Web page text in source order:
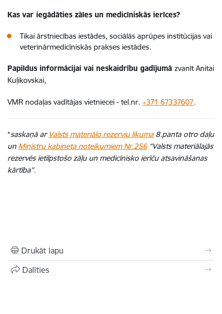
Kas var iegādāties zāles un medicīniskās ierīces?
Tikai ārstniecības iestādes, sociālās aprūpes institūcijas vai
veterinārmedicīniskās prakses iestādes.
Papildus informācijai vai neskaidrību gadījumā zvanīt Anitai
Kuļikovskai,
VMR nodaļas vadītājas vietniecei - tel.nr. +371 67337607.
*saskaņā ar Valsts materiālo rezervju likuma8.panta otro daļu
un Ministru kabineta noteikumiem Nr.256“Valsts materiālajās
rezervēs ietilpstošo zāļu un medicīnisko ierīču atsavināšanas
kārtība”.
Drukāt lapu
Dalīties